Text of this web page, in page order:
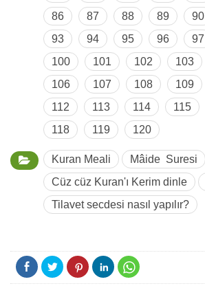
86
87 88 89 90
93
94 95 96 97
100
101 102 103
106
107 108 109
112
113 114 115
118
119 120
Kuran Meali
Mâide Suresi
Cüz cüz Kuran'ı Kerim dinle
Tilavet secdesi nasıl yapılır?